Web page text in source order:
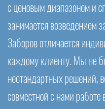
с ценовым диапазоном и
занимается возведением
Заборов отличается
каждому клиенту. Мы не
нестандартных решений,
совместной с нами